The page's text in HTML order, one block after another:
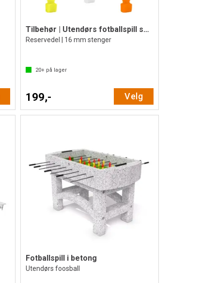
Tilbehør | Utendørs fotballspill spiller
Reservedel | 16 mm stenger
20+ på lager
199,- Velg
Fotballspill i betong
Utendørs foosball